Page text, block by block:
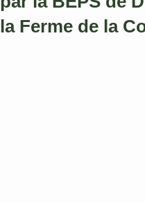
la Ferme de la